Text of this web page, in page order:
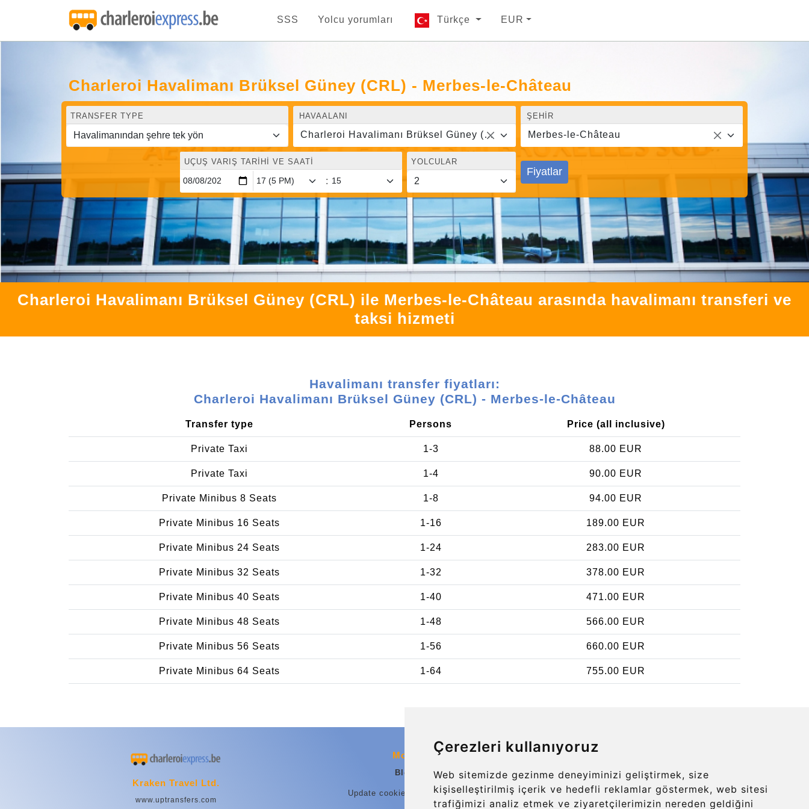
Çerezleri kullanıyoruz
Web sitemizde gezinme deneyiminizi geliştirmek, size
kişiselleştirilmiş içerik ve hedefli reklamlar göstermek, web sitesi
trafiğimizi analiz etmek ve ziyaretçilerimizin nereden geldiğini
SSS Yolcu yorumları Türkçe EUR
Charleroi Havalimanı Brüksel Güney (CRL) - Merbes-le-Château
TRANSFER TYPE HAVAALANI
Charleroi Havalimanı Brüksel Güney (CRL)
ŞEHIR
Merbes-le-Château
UÇUŞ VARIŞ TARIHI VE SAATI
:
YOLCULAR
Fiyatlar
Charleroi Havalimanı Brüksel Güney (CRL) ile Merbes-le-Château arasında havalimanı transferi ve
taksi hizmeti
Havalimanı transfer fiyatları:
Charleroi Havalimanı Brüksel Güney (CRL) - Merbes-le-Château
Transfer type Persons Price (all inclusive)
Private Taxi 1-3 88.00 EUR
Private Taxi 1-4 90.00 EUR
Private Minibus 8 Seats 1-8 94.00 EUR
Private Minibus 16 Seats 1-16 189.00 EUR
Private Minibus 24 Seats 1-24 283.00 EUR
Private Minibus 32 Seats 1-32 378.00 EUR
Private Minibus 40 Seats 1-40 471.00 EUR
Private Minibus 48 Seats 1-48 566.00 EUR
Private Minibus 56 Seats 1-56 660.00 EUR
Private Minibus 64 Seats 1-64 755.00 EUR
Kraken Travel Ltd.
www.uptransfers.com
More
Blog
Update cookies preferences
info@charleroiexpress.be
Secure Payment with STRIPE